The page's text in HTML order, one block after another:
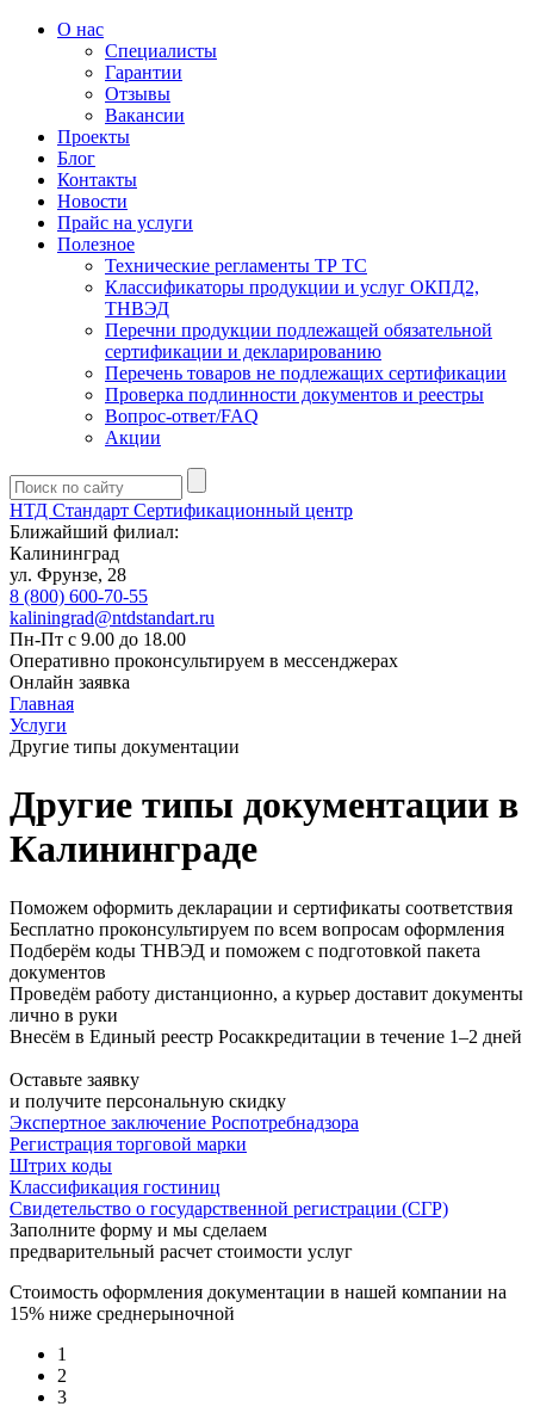
О нас
Специалисты
Гарантии
Отзывы
Вакансии
Проекты
Блог
Контакты
Новости
Прайс на услуги
Полезное
Технические регламенты ТР ТС
Классификаторы продукции и услуг ОКПД2,
ТНВЭД
Перечни продукции подлежащей обязательной
сертификации и декларированию
Перечень товаров не подлежащих сертификации
Проверка подлинности документов и реестры
Вопрос-ответ/FAQ
Акции
НТД Стандарт Сертификационный центр
Ближайший филиал:
Калининград
ул. Фрунзе, 28
8 (800) 600-70-55
kaliningrad@ntdstandart.ru
Пн-Пт с 9.00 до 18.00
Оперативно проконсультируем в мессенджерах
Онлайн заявка
Главная
Услуги
Другие типы документации
Другие типы документации в
Калининграде
Поможем оформить декларации и сертификаты соответствия
Бесплатно проконсультируем по всем вопросам оформления
Подберём коды ТНВЭД и поможем с подготовкой пакета
документов
Проведём работу дистанционно, а курьер доставит документы
лично в руки
Внесём в Единый реестр Росаккредитации в течение 1–2 дней
Оставьте заявку
и получите персональную скидку
Экспертное заключение Роспотребнадзора
Регистрация торговой марки
Штрих коды
Классификация гостиниц
Свидетельство о государственной регистрации (СГР)
Заполните форму и мы сделаем
предварительный расчет стоимости услуг
Стоимость оформления документации в нашей компании на
15% ниже среднерыночной
1
2
3